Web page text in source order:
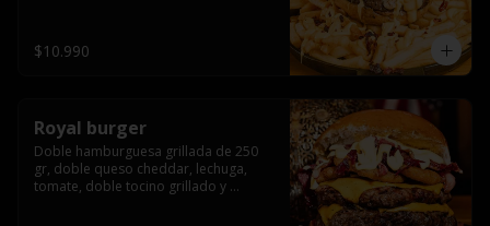
$10.990
Royal burger
Doble hamburguesa grillada de 250
gr, doble queso cheddar, lechuga,
tomate, doble tocino grillado y